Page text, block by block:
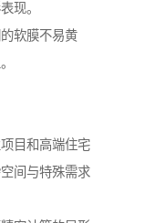
现。
软膜不易黄
目和高端住宅
间与特殊需求